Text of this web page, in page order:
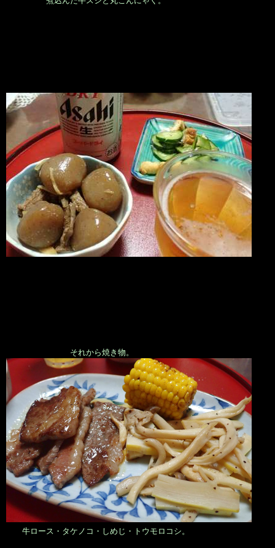
それから焼き物。
牛ロース・タケノコ・しめじ・トウモロコシ。